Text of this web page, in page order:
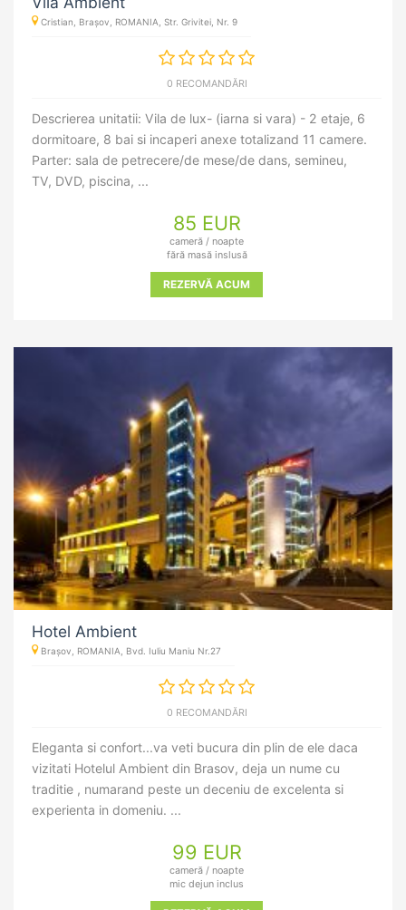
Cristian, Brașov, ROMANIA, Str. Grivitei, Nr. 9
0 RECOMANDĂRI
Descrierea unitatii: Vila de lux- (iarna si vara) - 2 etaje, 6
dormitoare, 8 bai si incaperi anexe totalizand 11 camere.
Parter: sala de petrecere/de mese/de dans, semineu,
TV, DVD, piscina, ...
85 EUR
cameră / noapte
fără masă inslusă
REZERVĂ ACUM
Hotel Ambient
Brașov, ROMANIA, Bvd. Iuliu Maniu Nr.27
0 RECOMANDĂRI
Eleganta si confort...va veti bucura din plin de ele daca
vizitati Hotelul Ambient din Brasov, deja un nume cu
traditie , numarand peste un deceniu de excelenta si
experienta in domeniu. ...
99 EUR
cameră / noapte
mic dejun inclus